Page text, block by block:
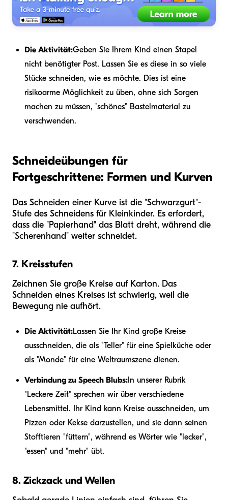
Die Aktivität:Geben Sie Ihrem Kind einen Stapel
nicht benötigter Post. Lassen Sie es diese in so viele
Stücke schneiden, wie es möchte. Dies ist eine
risikoarme Möglichkeit zu üben, ohne sich Sorgen
machen zu müssen, "schönes" Bastelmaterial zu
verschwenden.
Schneideübungen für
Fortgeschrittene: Formen und Kurven
Das Schneiden einer Kurve ist die "Schwarzgurt"-
Stufe des Schneidens für Kleinkinder. Es erfordert,
dass die "Papierhand" das Blatt dreht, während die
"Scherenhand" weiter schneidet.
7. Kreisstufen
Zeichnen Sie große Kreise auf Karton. Das
Schneiden eines Kreises ist schwierig, weil die
Bewegung nie aufhört.
Die Aktivität:Lassen Sie Ihr Kind große Kreise
ausschneiden, die als "Teller" für eine Spielküche oder
als "Monde" für eine Weltraumszene dienen.
Verbindung zu Speech Blubs: In unserer Rubrik
"Leckere Zeit" sprechen wir über verschiedene
Lebensmittel. Ihr Kind kann Kreise ausschneiden, um
Pizzen oder Kekse darzustellen, und sie dann seinen
Stofftieren "füttern", während es Wörter wie "lecker",
"essen" und "mehr" übt.
8. Zickzack und Wellen